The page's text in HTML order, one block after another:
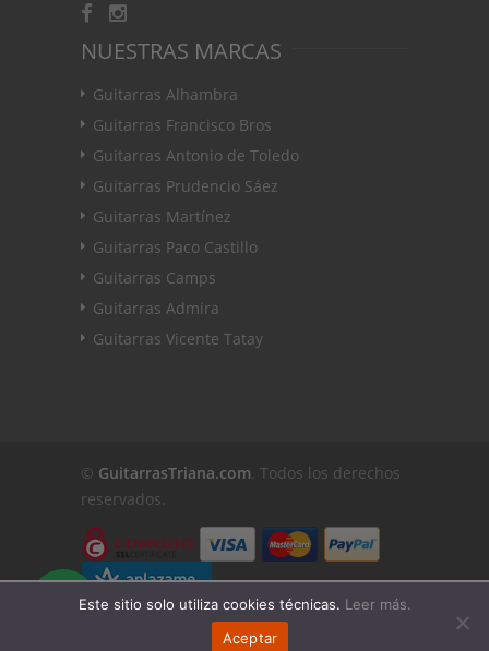
NUESTRAS MARCAS
Guitarras Alhambra
Guitarras Francisco Bros
Guitarras Antonio de Toledo
Guitarras Prudencio Sáez
Guitarras Martínez
Guitarras Paco Castillo
Guitarras Camps
Guitarras Admira
Guitarras Vicente Tatay
© GuitarrasTriana.com. Todos los derechos
reservados.
Este sitio solo utiliza cookies técnicas. Leer más.
Aceptar